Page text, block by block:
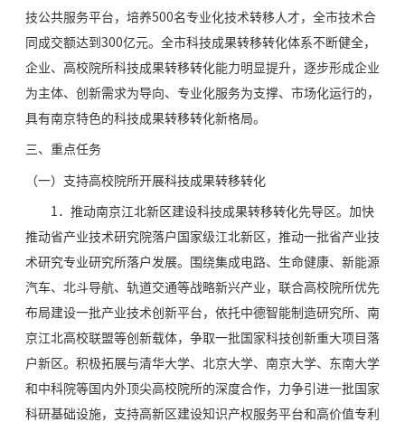
技公共服务平台，培养500名专业化技术转移人才，全市技术合
同成交额达到300亿元。全市科技成果转移转化体系不断健全，
企业、高校院所科技成果转移转化能力明显提升，逐步形成企业
为主体、创新需求为导向、专业化服务为支撑、市场化运行的，
具有南京特色的科技成果转移转化新格局。
三、重点任务
（一）支持高校院所开展科技成果转移转化
1．推动南京江北新区建设科技成果转移转化先导区。加快
推动省产业技术研究院落户国家级江北新区，推动一批省产业技
术研究专业研究所落户发展。围绕集成电路、生命健康、新能源
汽车、北斗导航、轨道交通等战略新兴产业，联合高校院所优先
布局建设一批产业技术创新平台，依托中德智能制造研究所、南
京江北高校联盟等创新载体，争取一批国家科技创新重大项目落
户新区。积极拓展与清华大学、北京大学、南京大学、东南大学
和中科院等国内外顶尖高校院所的深度合作，力争引进一批国家
科研基础设施，支持高新区建设知识产权服务平台和高价值专利